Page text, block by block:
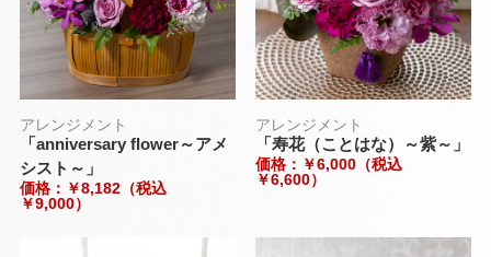
アレンジメント
「anniversary flower～アメ
シスト～」
価格：￥8,182（税込
￥9,000）
アレンジメント
「寿花（ことはな）～紫～」
価格：￥6,000（税込
￥6,600）